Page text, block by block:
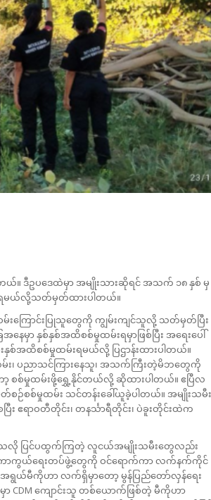
ယ်။ ဒီဥပဒေထဲမှာ အမျိုးသားဆိုရင် အသက် ၁၈ နှစ် မှ
းရမယ်လို့သတ်မှတ်ထားပါတယ်။
ကြောင်းပြုသူတွေကို ကျွမ်းကျင်သူလို့ သတ်မှတ်ပြီး
မှာ နှစ်နှစ်အထိစစ်မှုထမ်းရမှာဖြစ်ပြီး အရေးပေါ်
အထိစစ်မှုထမ်းရမယ်လို့ ပြဌာန်းထားပါတယ်။
း၊ ပညာသင်ကြားနေသူ၊ အသက်ကြီးတဲ့မိဘတွေကို
ာ့ စစ်မှုထမ်းဖို့ရွှေ့နိုင်တယ်လို့ ဆိုထားပါတယ်။ ဧပြီလ
ဉ်စစ်မှုထမ်း သင်တန်းခေါ်ယူခဲ့ပါတယ်။ အမျိုးသမီး
ဧရာဝတီတိုင်း၊ တနင်္သာရီတိုင်း၊ ပဲခူးတိုင်းထဲက
ပြင်ပထွက်ကြတဲ့ လူငယ်အမျိုးသမီးတွေလည်း
ည်သူ့ကာကွယ်ရေးတပ်ဖွဲ့တွေကို ဝင်ရောက်ကာ လက်နက်ကိုင်
ရွယ်မီကိုဟာ လက်ရှိမှာတော့ မွန်ပြည်တော်လှန်ရေး
ာ CDM ကျောင်းသူ တစ်‌ယောက်ဖြစ်တဲ့ မီကိုဟာ